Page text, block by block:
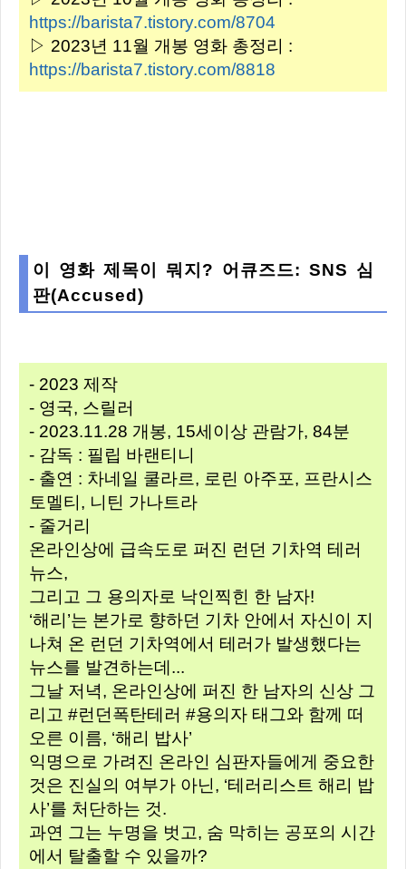
https://barista7.tistory.com/8704
▷ 2023년 11월 개봉 영화 총정리 :
https://barista7.tistory.com/8818
이 영화 제목이 뭐지? 어큐즈드: SNS 심
판(Accused)
- 2023 제작
- 영국, 스릴러
- 2023.11.28 개봉, 15세이상 관람가, 84분
- 감독 : 필립 바랜티니
- 출연 : 차네일 쿨라르, 로린 아주포, 프란시스
토멜티, 니틴 가나트라
- 줄거리
온라인상에 급속도로 퍼진 런던 기차역 테러
뉴스,
그리고 그 용의자로 낙인찍힌 한 남자!
‘해리’는 본가로 향하던 기차 안에서 자신이 지
나쳐 온 런던 기차역에서 테러가 발생했다는
뉴스를 발견하는데...
그날 저녁, 온라인상에 퍼진 한 남자의 신상 그
리고 #런던폭탄테러 #용의자 태그와 함께 떠
오른 이름, ‘해리 밥사’
익명으로 가려진 온라인 심판자들에게 중요한
것은 진실의 여부가 아닌, ‘테러리스트 해리 밥
사’를 처단하는 것.
과연 그는 누명을 벗고, 숨 막히는 공포의 시간
에서 탈출할 수 있을까?